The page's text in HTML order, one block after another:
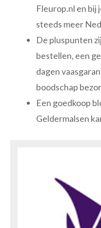
Fleurop.nl en bij
steeds meer
De pluspunten
bestellen, een
dagen
boodschap
Een goedkoop
Geldermalsen